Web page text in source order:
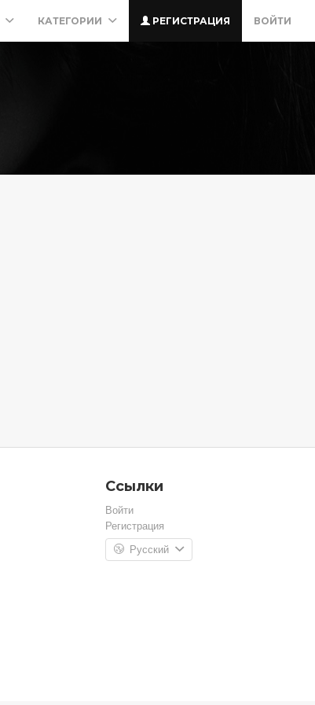
КАТЕГОРИИ РЕГИСТРАЦИЯ ВОЙТИ
Ссылки
Войти
Регистрация
Русский